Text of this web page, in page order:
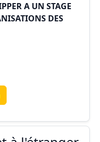
A UN STAGE
DES